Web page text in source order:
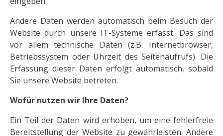
Andere Daten werden automatisch beim Besuch der
Website durch unsere IT-Systeme erfasst. Das sind
vor allem technische Daten (z.B. Internetbrowser,
Betriebssystem oder Uhrzeit des Seitenaufrufs). Die
Erfassung dieser Daten erfolgt automatisch, sobald
Sie unsere Website betreten.
Wofür nutzen wir Ihre Daten?
Ein Teil der Daten wird erhoben, um eine fehlerfreie
Bereitstellung der Website zu gewährleisten. Andere